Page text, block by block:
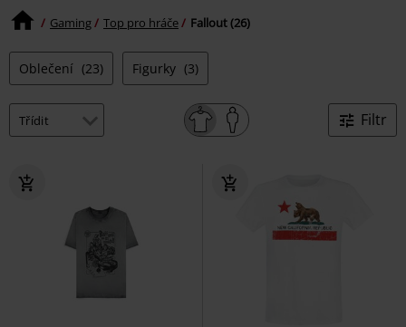
Gaming Top pro hráče Fallout (26)
Oblečení (23) Figurky (3)
Filtr